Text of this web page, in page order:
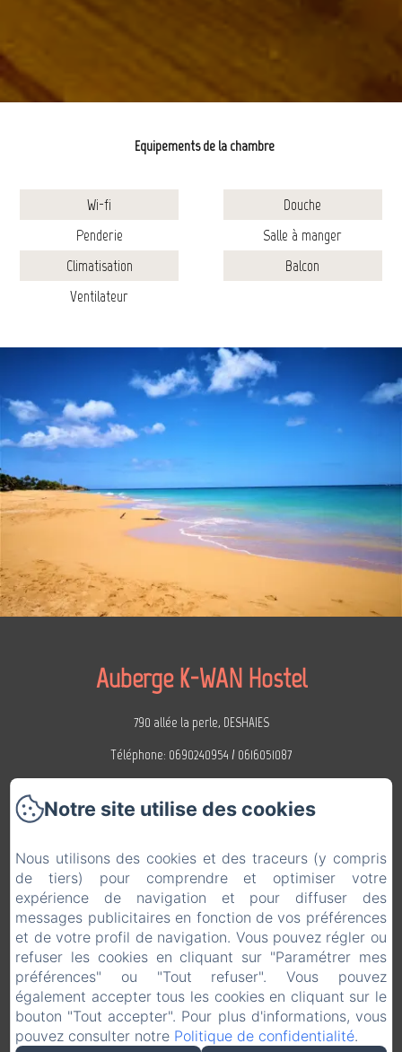
Equipements de la chambre
Wi-fi
Penderie
Climatisation
Ventilateur
Douche
Salle à manger
Balcon
Auberge K-WAN Hostel
790 allée la perle, DESHAIES
Téléphone: 0690240954 / 0616051087
Studios & dortoirs
Services & équipements
Les environs
Galerie photos
Contact
EN
FR ES
Notre site utilise des cookies
Nous utilisons des cookies et des traceurs (y compris
de tiers) pour comprendre et optimiser votre
expérience de navigation et pour diffuser des
messages publicitaires en fonction de vos préférences
et de votre profil de navigation. Vous pouvez régler ou
refuser les cookies en cliquant sur "Paramétrer mes
préférences" ou "Tout refuser". Vous pouvez
également accepter tous les cookies en cliquant sur le
bouton "Tout accepter". Pour plus d'informations, vous
pouvez consulter notre Politique de confidentialité.